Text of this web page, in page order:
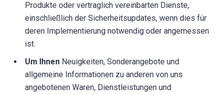
Produkte oder vertraglich vereinbarten Dienste,
einschließlich der Sicherheitsupdates, wenn dies für
deren Implementierung notwendig oder angemessen
ist.
Um Ihnen Neuigkeiten, Sonderangebote und
allgemeine Informationen zu anderen von uns
angebotenen Waren, Dienstleistungen und